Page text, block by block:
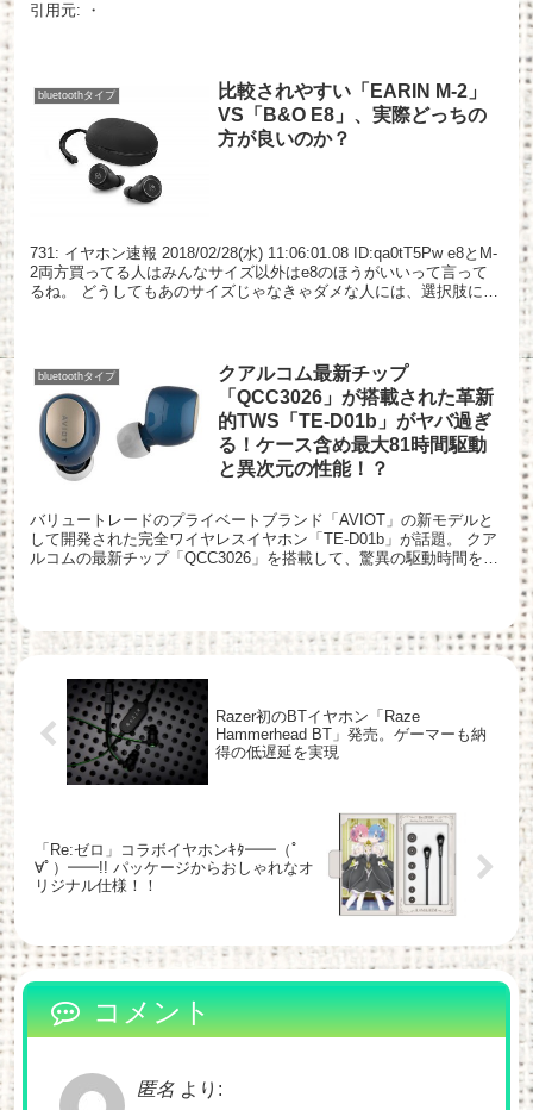
引用元: ・
bluetoothタイプ
比較されやすい「EARIN M-2」
VS「B&O E8」、実際どっちの
方が良いのか？
731: イヤホン速報 2018/02/28(水) 11:06:01.08 ID:qa0tT5Pw e8とM-
2両方買ってる人はみんなサイズ以外はe8のほうがいいって言って
るね。 どうしてもあのサイズじゃなきゃダメな人には、選択肢に入
bluetoothタイプ
クアルコム最新チップ
「QCC3026」が搭載された革新
的TWS「TE-D01b」がヤバ過ぎ
る！ケース含め最大81時間駆動
と異次元の性能！？
バリュートレードのプライベートブランド「AVIOT」の新モデルと
して開発された完全ワイヤレスイヤホン「TE-D01b」が話題。 クア
ルコムの最新チップ「QCC3026」を搭載して、驚異の駆動時間を確
Razer初のBTイヤホン「Raze
Hammerhead BT」発売。ゲーマーも納
得の低遅延を実現
「Re:ゼロ」コラボイヤホンｷﾀ━━（ﾟ
∀ﾟ）━━!! パッケージからおしゃれなオ
リジナル仕様！！
コメント
匿名 より: